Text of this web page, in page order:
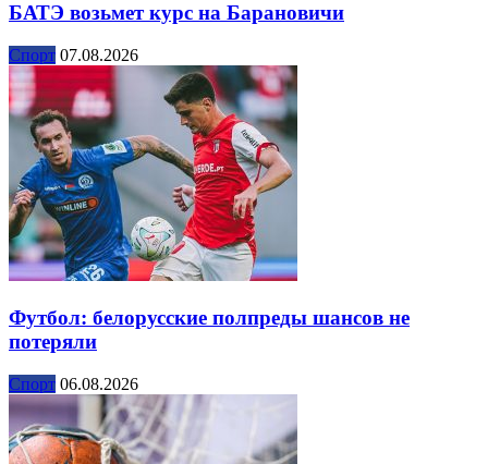
БАТЭ возьмет курс на Барановичи
Спорт 07.08.2026
Футбол: белорусские полпреды шансов не
потеряли
Спорт 06.08.2026